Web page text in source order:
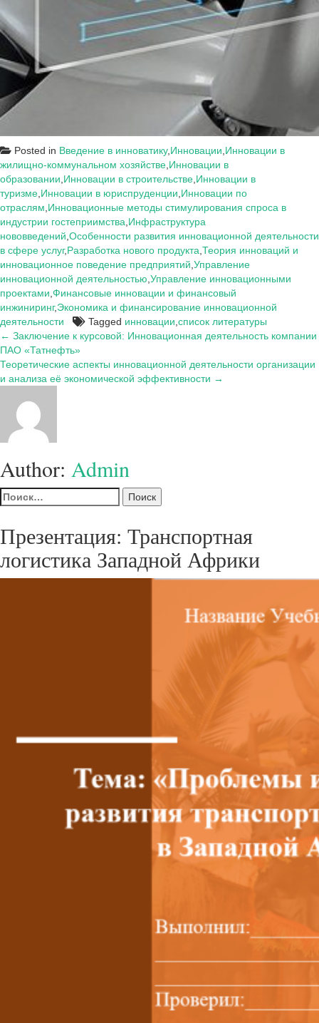
Posted in Введение в инноватику, Инновации Инновации в
жилищно-коммунальном хозяйстве Инновации в
образовании Инновации в строительстве Инновации в
туризме Инновации в юриспруденции Инновации по
отраслям Инновационные методы стимулирования спроса в
индустрии гостеприимства Инфраструктура
нововведений Особенности развития инновационной деятельности
в сфере услуг,Разработка нового продукта Теория инноваций и
инновационное поведение предприятий Управление
инновационной деятельностью Управление инновационными
проектами Финансовые инновации и финансовый
инжиниринг,Экономика и финансирование инновационной
деятельности
Tagged инновации список литературы
Навигация
по
записям
← Заключение к курсовой: Инновационная деятельность компании
ПАО «Татнефть»
Теоретические аспекты инновационной деятельности организации
и анализа её экономической эффективности →
Author: Admin
Найти:
Презентация: Транспортная
логистика Западной Африки